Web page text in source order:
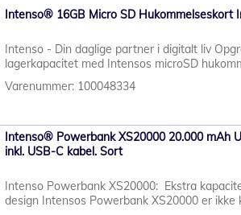
Intenso® 16GB Micro SD Hukommelseskort
Intenso - Din daglige partner i digitalt liv
lagerkapacitet med Intensos microSD
Varenummer: 100048334
Intenso® Powerbank XS20000 20.000 mAh
inkl. USB-C kabel. Sort
Intenso Powerbank XS20000: Ekstra
design Intensos Powerbank XS20000 er ikke